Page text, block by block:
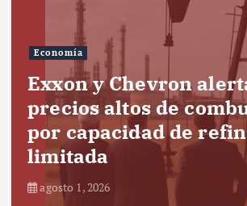
Economía
Exxon y Chevron
precios altos de
por capacidad de
limitada
agosto 1, 2026